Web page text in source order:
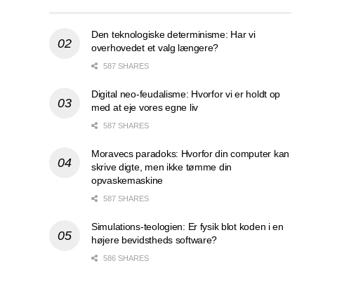
Den teknologiske determinisme: Har vi
overhovedet et valg længere?
587 SHARES
Digital neo-feudalisme: Hvorfor vi er holdt op
med at eje vores egne liv
587 SHARES
Moravecs paradoks: Hvorfor din computer kan
skrive digte, men ikke tømme din
opvaskemaskine
587 SHARES
Simulations-teologien: Er fysik blot koden i en
højere bevidstheds software?
586 SHARES